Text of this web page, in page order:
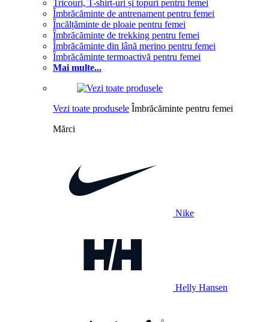
Tricouri, T-shirt-uri și topuri pentru femei
Îmbrăcăminte de antrenament pentru femei
Încălțăminte de ploaie pentru femei
Îmbrăcăminte de trekking pentru femei
Îmbrăcăminte din lână merino pentru femei
Îmbrăcăminte termoactivă pentru femei
Mai multe...
Vezi toate produsele Îmbrăcăminte pentru femei
Mărci
Nike
Helly Hansen